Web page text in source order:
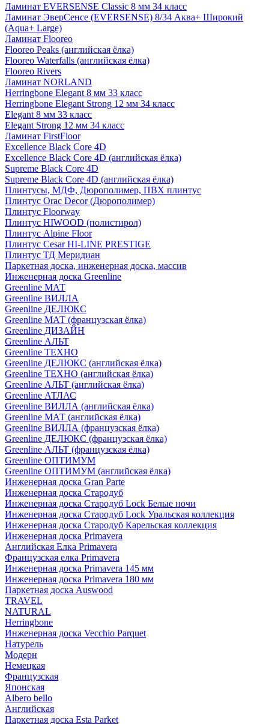
Ламинат EVERSENSE Classic 8 мм 34 класс
Ламинат ЭверСенсе (EVERSENSE) 8/34 Аква+ Широкий
(Aqua+ Large)
Ламинат Flooreo
Flooreo Peaks (английская ёлка)
Flooreo Waterfalls (английская ёлка)
Flooreo Rivers
Ламинат NORLAND
Herringbone Elegant 8 мм 33 класс
Herringbone Elegant Strong 12 мм 34 класс
Elegant 8 мм 33 класс
Elegant Strong 12 мм 34 класс
Ламинат FirstFloor
Excellence Black Core 4D
Excellence Black Core 4D (английская ёлка)
Supreme Black Core 4D
Supreme Black Core 4D (английская ёлка)
Плинтусы, МДФ, Дюрополимер, ПВХ плинтус
Плинтус Orac Decor (Дюрополимер)
Плинтус Floorway
Плинтус HIWOOD (полистирол)
Плинтус Alpine Floor
Плинтус Cesar HI-LINE PRESTIGE
Плинтус ТД Меридиан
Паркетная доска, инженерная доска, массив
Инженерная доска Greenline
Greenline МАТ
Greenline ВИЛЛА
Greenline ДЕЛЮКС
Greenline МАТ (французская ёлка)
Greenline ДИЗАЙН
Greenline АЛЬТ
Greenline ТЕХНО
Greenline ДЕЛЮКС (английская ёлка)
Greenline ТЕХНО (английская ёлка)
Greenline АЛЬТ (английская ёлка)
Greenline АТЛАС
Greenline ВИЛЛА (английская ёлка)
Greenline МАТ (английская ёлка)
Greenline ВИЛЛА (французская ёлка)
Greenline ДЕЛЮКС (французская ёлка)
Greenline АЛЬТ (французская ёлка)
Greenline ОПТИМУМ
Greenline ОПТИМУМ (английская ёлка)
Инженерная доска Gran Parte
Инженерная доска Стародуб
Инженерная доска Стародуб Lock Белые ночи
Инженерная доска Стародуб Lock Уральская коллекция
Инженерная доска Стародуб Карельская коллекция
Инженерная доска Primavera
Английская Елка Primavera
Французская елка Primavera
Инженерная доска Primavera 145 мм
Инженерная доска Primavera 180 мм
Паркетная доска Auswood
TRAVEL
NATURAL
Herringbone
Инженерная доска Vecchio Parquet
Натурель
Модерн
Немецкая
Французская
Японская
Albero bello
Английская
Паркетная доска Esta Parket